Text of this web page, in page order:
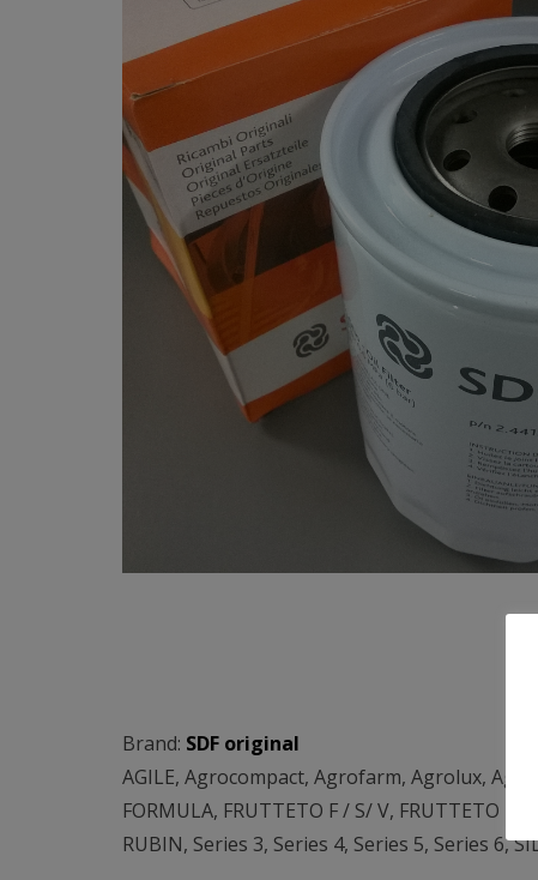
Brand: SDF original
AGILE, Agrocompact, Agrofarm, Agrolux,
FORMULA, FRUTTETO F / S/ V, FRUTTETO II
RUBIN, Series 3, Series 4, Series 5, Series 6,